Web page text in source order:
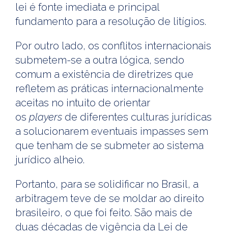
lei é fonte imediata e principal
fundamento para a resolução de litígios.
Por outro lado, os conflitos internacionais
submetem-se a outra lógica, sendo
comum a existência de diretrizes que
refletem as práticas internacionalmente
aceitas no intuito de orientar
os players de diferentes culturas jurídicas
a solucionarem eventuais impasses sem
que tenham de se submeter ao sistema
jurídico alheio.
Portanto, para se solidificar no Brasil, a
arbitragem teve de se moldar ao direito
brasileiro, o que foi feito. São mais de
duas décadas de vigência da Lei de